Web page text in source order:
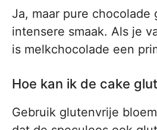
Ja, maar pure chocolade
intensere smaak. Als je
is melkchocolade een
Hoe kan ik de cake
Gebruik glutenvrije